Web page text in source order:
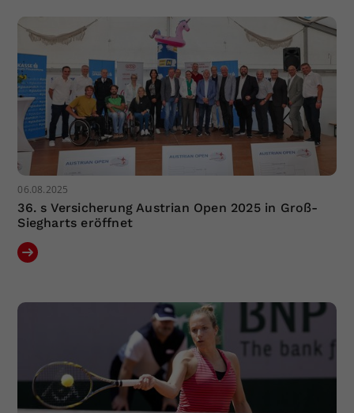
06.08.2025
36. s Versicherung Austrian Open 2025 in Groß-
Siegharts eröffnet